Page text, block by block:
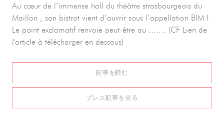
Au cœur de l’immense hall du théâtre strasbourgeois du
Maillon , son bistrot vient d’ouvrir sous l’appellation BIM !
Le point exclamatif renvoie peut-être au ....... (CF Lien de
l'article à télécharger en dessous)
記事を読む
プレス記事を見る